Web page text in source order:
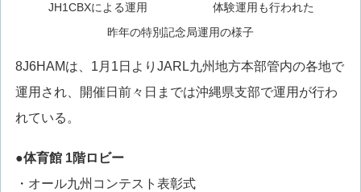
JH1CBXによる運用
体験運用も行われた
昨年の特別記念局運用の様子
8J6HAMは、1月1日よりJARL九州地方本部管内の各地で
運用され、開催日前々日までは沖縄県支部で運用が行わ
れている。
●体育館 1階ロビー
・オール九州コンテスト表彰式